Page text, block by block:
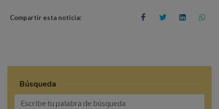
Compartir esta noticia:
Búsqueda